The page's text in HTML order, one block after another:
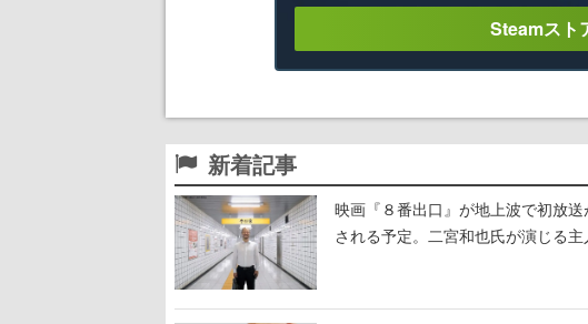
Steamスト
新着記事
映画『８番出口』が地上波で初放
される予定。二宮和也氏が演じる主